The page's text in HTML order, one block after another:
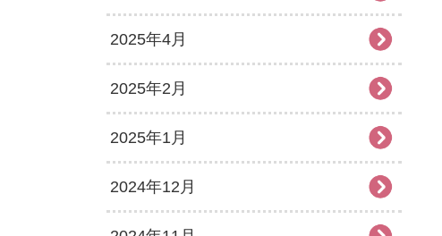
2025年4月
2025年2月
2025年1月
2024年12月